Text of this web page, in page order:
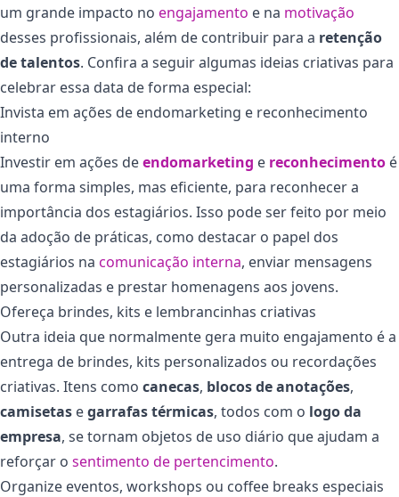
um grande impacto no engajamento e na motivação
desses profissionais, além de contribuir para a retenção
de talentos. Confira a seguir algumas ideias criativas para
celebrar essa data de forma especial:
Invista em ações de endomarketing e reconhecimento
interno
Investir em ações deendomarketing e reconhecimento é
uma forma simples, mas eficiente, para reconhecer a
importância dos estagiários. Isso pode ser feito por meio
da adoção de práticas, como destacar o papel dos
estagiários na comunicação interna, enviar mensagens
personalizadas e prestar homenagens aos jovens.
Ofereça brindes, kits e lembrancinhas criativas
Outra ideia que normalmente gera muito engajamento é a
entrega de brindes, kits personalizados ou recordações
criativas. Itens como canecas, blocos de anotações,
camisetas egarrafas térmicas, todos com o logo da
empresa, se tornam objetos de uso diário que ajudam a
reforçar o sentimento de pertencimento.
Organize eventos, workshops ou coffee breaks especiais